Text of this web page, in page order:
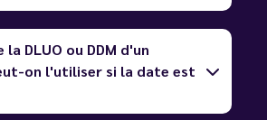
DLUO ou DDM d'un
on l'utiliser si la date est